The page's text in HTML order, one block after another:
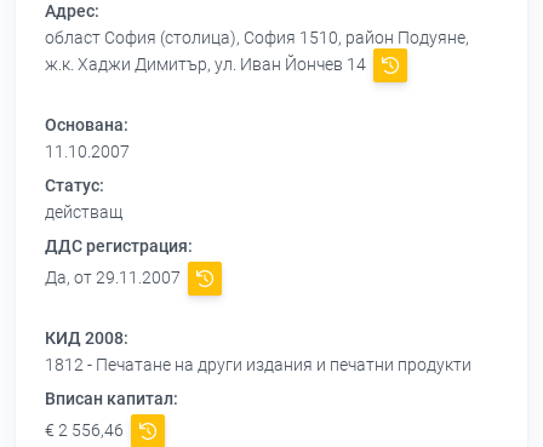
Адрес:
област София (столица), София 1510, район Подуяне,
ж.к. Хаджи Димитър, ул. Иван Йончев 14
Основана:
11.10.2007
Статус:
действащ
ДДС регистрация:
Да, от 29.11.2007
КИД 2008:
1812 - Печатане на други издания и печатни продукти
Вписан капитал:
€ 2 556,46